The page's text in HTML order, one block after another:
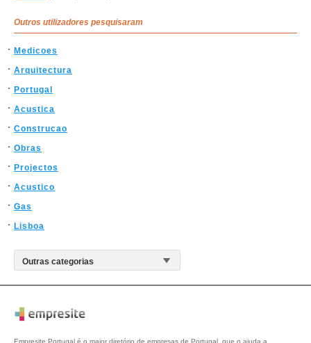
Outros utilizadores pesquisaram
Medicoes
Arquitectura
Portugal
Acustica
Construcao
Obras
Projectos
Acustico
Gas
Lisboa